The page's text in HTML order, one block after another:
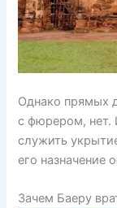
Однако прямых
с фюрером, нет.
служить
его назначение
Зачем Баеру